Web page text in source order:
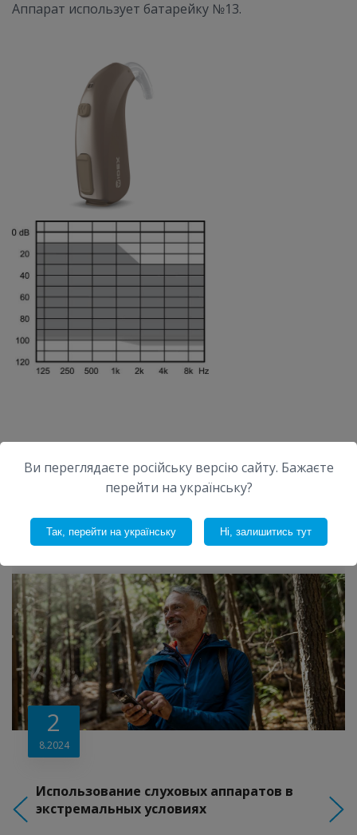
Аппарат использует батарейку №13.
ДРУГИЕНОВОСТИ
аппараты и лечение потери слуха
2
8.2024
Использование слуховых аппаратов в
экстремальных условиях
Ви переглядаєте російську версію сайту. Бажаєте
перейти на українську?
Так, перейти на українську Ні, залишитись тут